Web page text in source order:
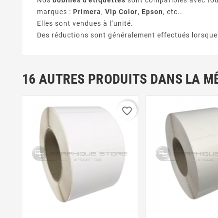
marques : Primera, Vip Color, Epson, etc..
Elles sont vendues à l’unité.
Des réductions sont généralement effectués
16 AUTRES PRODUITS DANS LA
favorite_border